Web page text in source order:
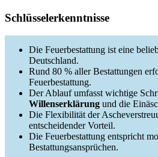
Schlüsselerkenntnisse
Die Feuerbestattung ist eine
Deutschland.
Rund 80 % aller Bestattungen
Feuerbestattung.
Der Ablauf umfasst wichtige
Willenserklärung und die
Die Flexibilität der
entscheidender Vorteil.
Die Feuerbestattung entspricht
Bestattungsansprüchen.